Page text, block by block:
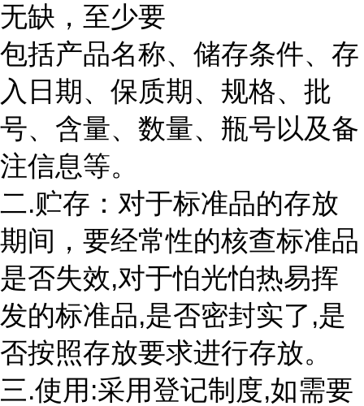
无缺，至少要
包括产品名称、储存条件、存
入日期、保质期、规格、批
号、含量、数量、瓶号以及备
注信息等。
二.贮存：对于标准品的存放
期间，要经常性的核查标准品
是否失效,对于怕光怕热易挥
发的标准品,是否密封实了,是
否按照存放要求进行存放。
三.使用:采用登记制度,如需要